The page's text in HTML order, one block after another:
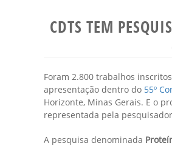
CDTS TEM
Foram 2.800 trabalhos
apresentação dentro do 55º
Horizonte, Minas Gerais. E o
representada pela
A pesquisa denominada